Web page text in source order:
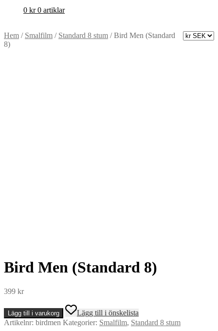
0 kr 0 artiklar
Hem / Smalfilm / Standard 8 stum /Bird Men (Standard
8)
Bird Men (Standard 8)
399 kr
Bird
Men
(Standard
Lägg till i varukorg
Lägg till i önskelista
Artikelnr: birdmen Kategorier: Smalfilm, Standard 8 stum